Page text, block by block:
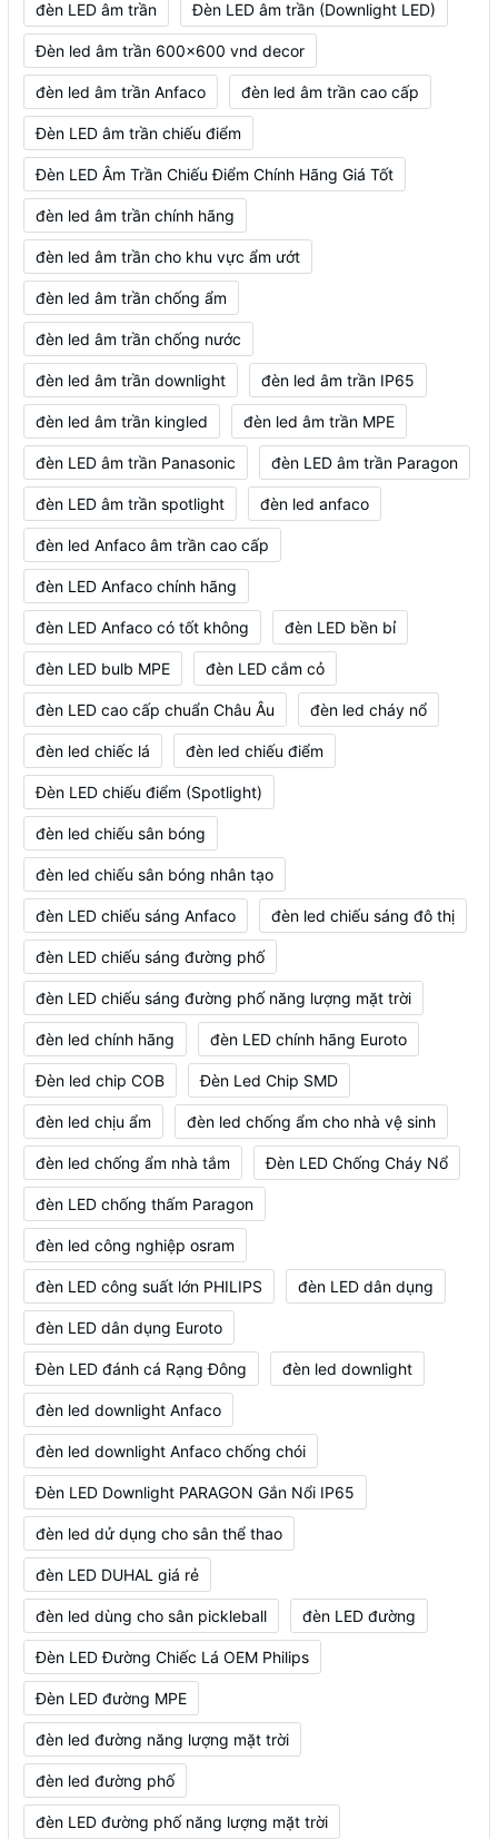
đèn LED âm trần Đèn LED âm trần (Downlight LED)
Đèn led âm trần 600x600 vnd decor
đèn led âm trần Anfaco đèn led âm trần cao cấp
Đèn LED âm trần chiếu điểm
Đèn LED Âm Trần Chiếu Điểm Chính Hãng Giá Tốt
đèn led âm trần chính hãng
đèn led âm trần cho khu vực ẩm ướt
đèn led âm trần chống ẩm
đèn led âm trần chống nước
đèn led âm trần downlight đèn led âm trần IP65
đèn led âm trần kingled đèn led âm trần MPE
đèn LED âm trần Panasonic đèn LED âm trần Paragon
đèn LED âm trần spotlight đèn led anfaco
đèn led Anfaco âm trần cao cấp
đèn LED Anfaco chính hãng
đèn LED Anfaco có tốt không đèn LED bền bỉ
đèn LED bulb MPE đèn LED cắm cỏ
đèn LED cao cấp chuẩn Châu Âu đèn led cháy nổ
đèn led chiếc lá đèn led chiếu điểm
Đèn LED chiếu điểm (Spotlight)
đèn led chiếu sân bóng
đèn led chiếu sân bóng nhân tạo
đèn LED chiếu sáng Anfaco đèn led chiếu sáng đô thị
đèn LED chiếu sáng đường phố
đèn LED chiếu sáng đường phố năng lượng mặt trời
đèn led chính hãng đèn LED chính hãng Euroto
Đèn led chip COB Đèn Led Chip SMD
đèn led chịu ẩm đèn led chống ẩm cho nhà vệ sinh
đèn led chống ẩm nhà tắm Đèn LED Chống Cháy Nổ
đèn LED chống thấm Paragon
đèn led công nghiệp osram
đèn LED công suất lớn PHILIPS đèn LED dân dụng
đèn LED dân dụng Euroto
Đèn LED đánh cá Rạng Đông đèn led downlight
đèn led downlight Anfaco
đèn led downlight Anfaco chống chói
Đèn LED Downlight PARAGON Gắn Nổi IP65
đèn led dử dụng cho sân thể thao
đèn LED DUHAL giá rẻ
đèn led dùng cho sân pickleball đèn LED đường
Đèn LED Đường Chiếc Lá OEM Philips
Đèn LED đường MPE
đèn led đường năng lượng mặt trời
đèn led đường phố
đèn LED đường phố năng lượng mặt trời